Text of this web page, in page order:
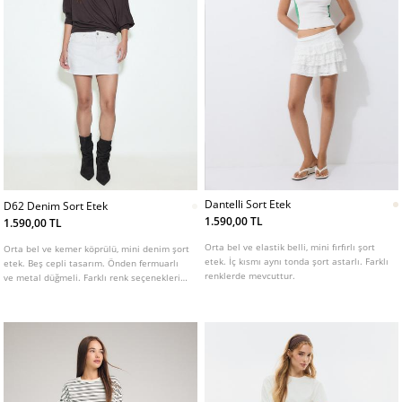
D62 Denim Sort Etek
1.590,00 TL
Orta bel ve kemer köprülü, mini denim şort
etek. Beş cepli tasarım. Önden fermuarlı
ve metal düğmeli. Farklı renk seçenekleri
Dantelli Sort Etek
1.590,00 TL
Orta bel ve elastik belli, mini fırfırlı şort
etek. İç kısmı aynı tonda şort astarlı. Farklı
renklerde mevcuttur.